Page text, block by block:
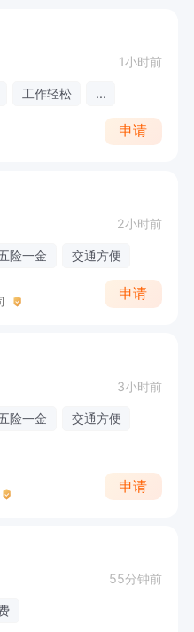
1小时前
工作轻松 ...
申请
2小时前
险一金 交通方便
申请
3小时前
险一金
交通方便
申请
55分钟前